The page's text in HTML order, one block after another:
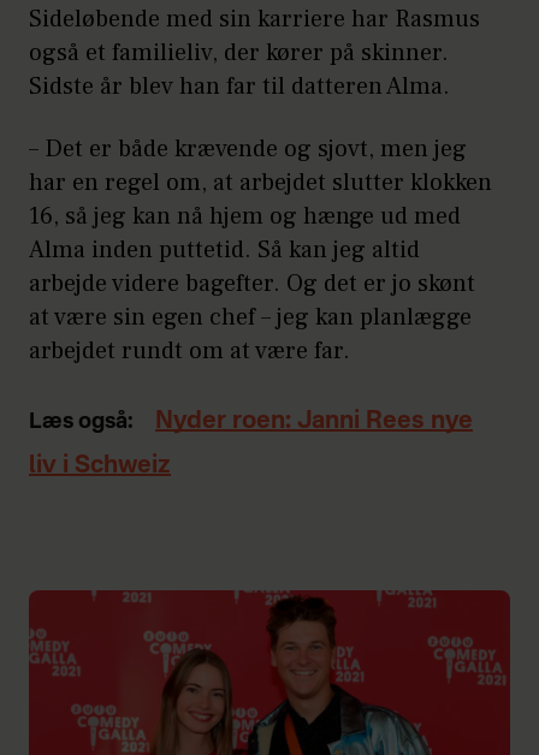
Sideløbende med sin karriere har Rasmus
også et familieliv, der kører på skinner.
Sidste år blev han far til datteren Alma.
– Det er både krævende og sjovt, men jeg
har en regel om, at arbejdet slutter klokken
16, så jeg kan nå hjem og hænge ud med
Alma inden puttetid. Så kan jeg altid
arbejde videre bagefter. Og det er jo skønt
at være sin egen chef – jeg kan planlægge
arbejdet rundt om at være far.
Læs også:
Nyder roen: Janni Rees nye
liv i Schweiz